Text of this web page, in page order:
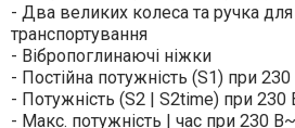
- Два великих колеса та ручка для
транспортування
- Вібропоглинаючі ніжки
- Постійна потужність (S1) при
- Потужність (S2 | S2time) при
- Макс. потужність | час при 230